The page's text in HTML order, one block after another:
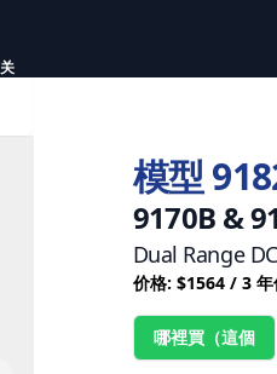
关
模型
9170B &
Dual Range
价格: $1564 / 3 年
哪裡買（這個